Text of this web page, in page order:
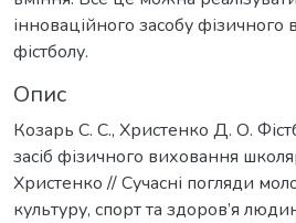
інноваційного засобу фізичного
фістболу.
Опис
Козарь С. С., Христенко Д. О.
засіб фізичного виховання
Христенко // Сучасні погляди
культуру, спорт та здоров’я